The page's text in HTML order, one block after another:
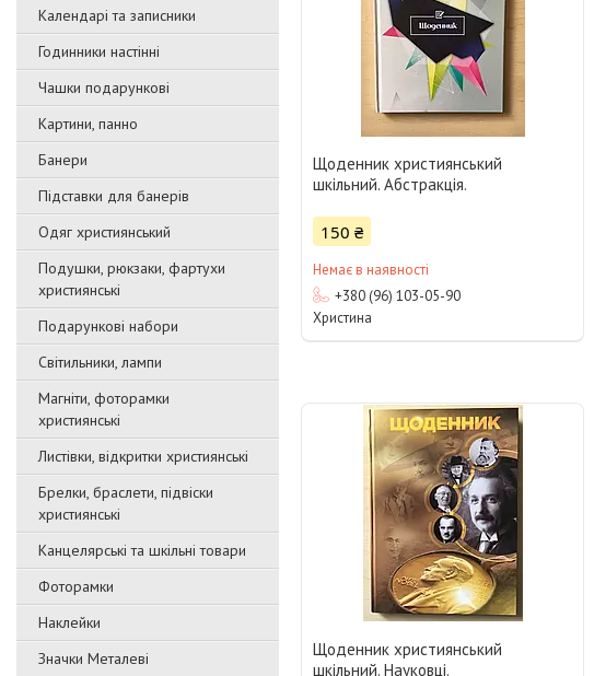
Календарі та записники
Годинники настінні
Чашки подарункові
Картини, панно
Банери
Підставки для банерів
Одяг християнський
Подушки, рюкзаки, фартухи
християнські
Подарункові набори
Світильники, лампи
Магніти, фоторамки
християнські
Листівки, відкритки християнські
Брелки, браслети, підвіски
християнські
Канцелярські та шкільні товари
Фоторамки
Наклейки
Значки Металеві
Щоденник християнський
шкільний. Абстракція.
150 ₴
Немає в наявності
+380 (96) 103-05-90
Христина
Щоденник християнський
шкільний. Науковці.